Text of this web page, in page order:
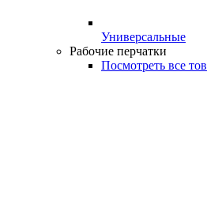
Универсальные
Рабочие перчатки
Посмотреть все